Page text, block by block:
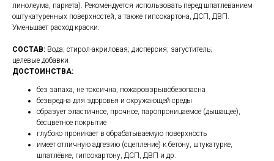
линолеума, паркета). Рекомендуется использовать перед шпатлеванием
оштукатуренных поверхностей, а также гипсокартона, ДСП, ДВП.
Уменьшает расход краски.
СОСТАВ: Вода; стирол-акриловая; дисперсия; загуститель;
целевые добавки
ДОСТОИНСТВА:
без запаха, не токсична, пожаровзрывобезопасна
безвредна для здоровья и окружающей среды
образует эластичное, прочное, паропроницаемое (дышащее),
бесцветное покрытие
глубоко проникает в обрабатываемую поверхность
имеет отличную адгезию (сцепление) к бетону, штукатурке,
шпатлёвке, гипсокартону, ДСП, ДВП и др.